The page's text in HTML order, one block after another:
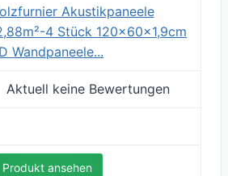
Akustikpaneele
4 Stück 120x60x1,9cm
Wandpaneele...
Aktuell keine Bewertungen
Produkt ansehen